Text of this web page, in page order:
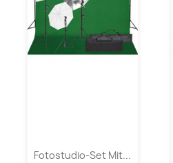
Fotostudio-Set Mit...